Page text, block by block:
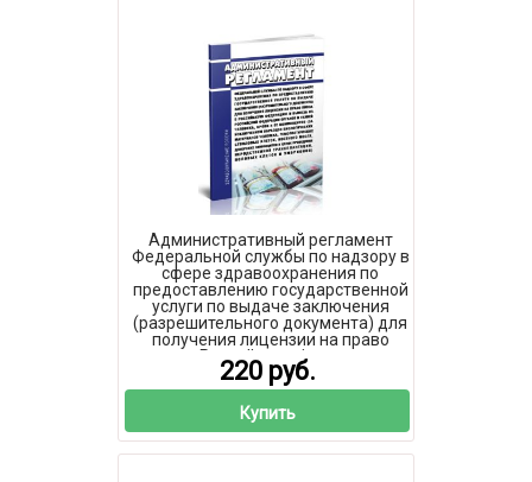
Административный регламент
Федеральной службы по надзору в
сфере здравоохранения по
предоставлению государственной
услуги по выдаче заключения
(разрешительного документа) для
получения лицензии на право
ввоза в Российскую Федерацию и
вывоза из Российской Федерации
органов и тканей человека, крови
и ее компонентов (за исключением
образцов биологических
материалов человека,
гемопоэтических стволовых
220 руб.
Купить